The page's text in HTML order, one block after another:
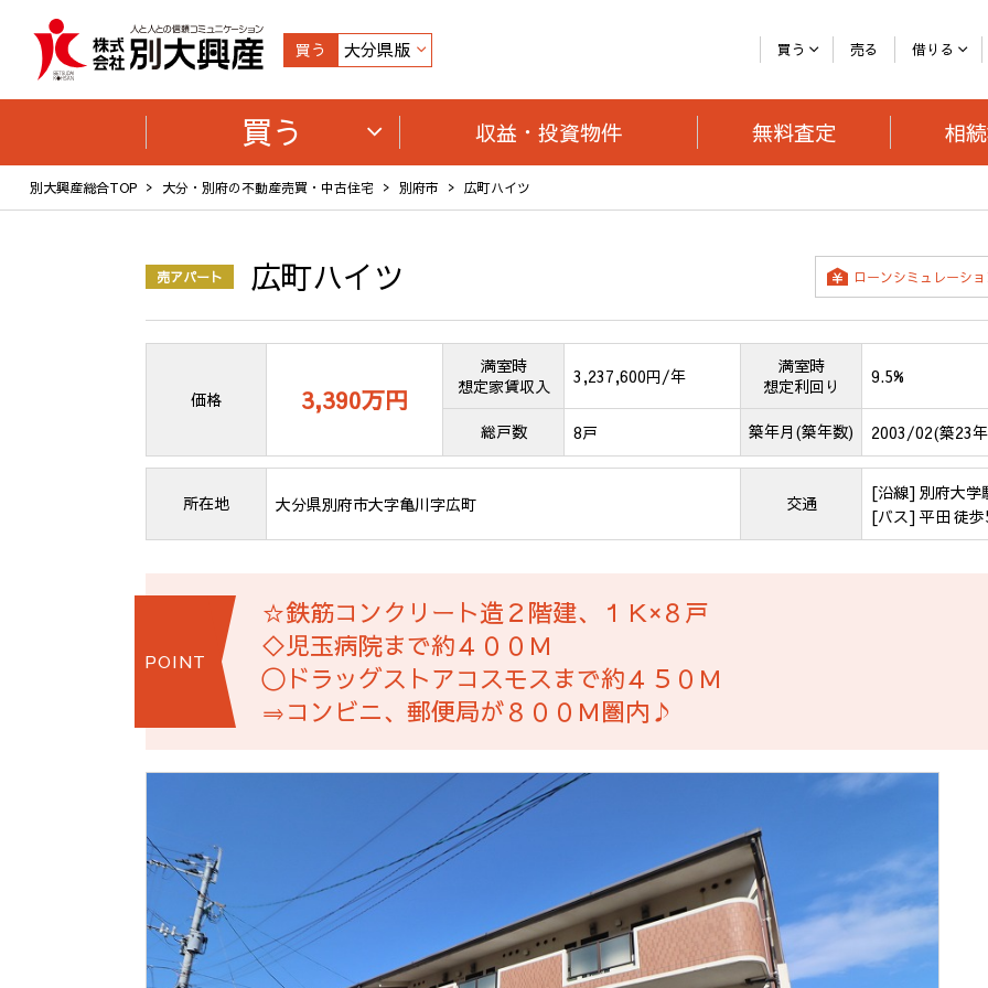
買う 大分県版 買う 売る 借りる
買う 収益・投資物件 無料査定 相
別大興産総合TOP 大分・別府の不動産売買・中古住宅 別府市 広町ハイツ
売アパート 広町ハイツ ローンシミュレーシ
価格 3,390万円
満室時
想定家賃収入
3,237,600円/年
満室時
想定利回り
9.5%
総戸数 8戸 築年月(築年数) 2003/02(築23
所在地 大分県別府市大字亀川字広町 交通
[沿線] 別府大学
[バス] 平田 徒
POINT
☆鉄筋コンクリート造２階建、１Ｋ×８戸
◇児玉病院まで約４００Ｍ
〇ドラッグストアコスモスまで約４５０Ｍ
⇒コンビニ、郵便局が８００Ｍ圏内♪